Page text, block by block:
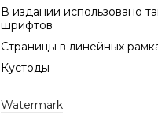
В издании использовано
шрифтов
Страницы в линейных
Кустоды
Watermark